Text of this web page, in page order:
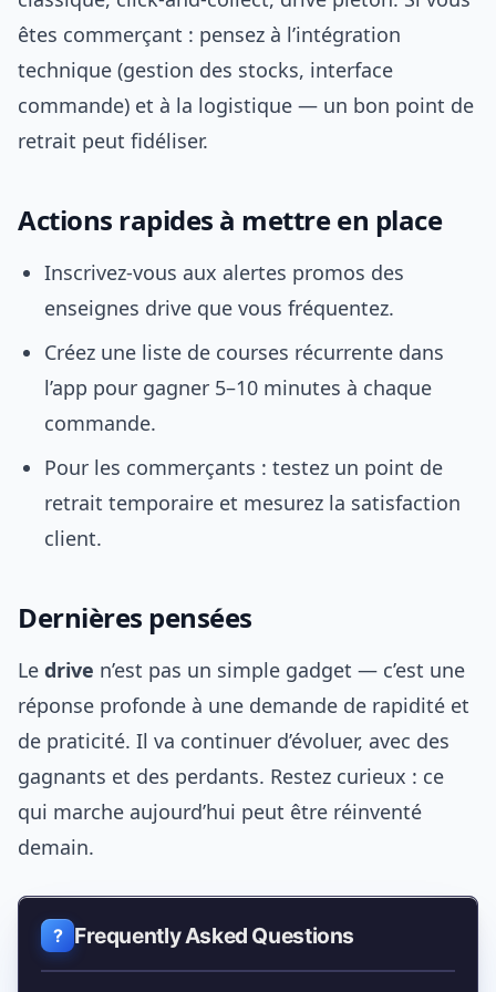
êtes commerçant : pensez à l’intégration
technique (gestion des stocks, interface
commande) et à la logistique — un bon point de
retrait peut fidéliser.
Actions rapides à mettre en place
Inscrivez-vous aux alertes promos des
enseignes drive que vous fréquentez.
Créez une liste de courses récurrente dans
l’app pour gagner 5–10 minutes à chaque
commande.
Pour les commerçants : testez un point de
retrait temporaire et mesurez la satisfaction
client.
Dernières pensées
Le drive n’est pas un simple gadget — c’est une
réponse profonde à une demande de rapidité et
de praticité. Il va continuer d’évoluer, avec des
gagnants et des perdants. Restez curieux : ce
qui marche aujourd’hui peut être réinventé
demain.
Frequently Asked Questions